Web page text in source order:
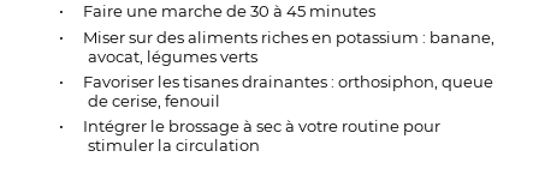
•
Faire une marche de 30 à 45 minutes
•
Miser sur des aliments riches en potassium : banane,
avocat, légumes verts
•
Favoriser les tisanes drainantes : orthosiphon, queue
de cerise, fenouil
•
Intégrer le brossage à sec à votre routine pour
stimuler la circulation